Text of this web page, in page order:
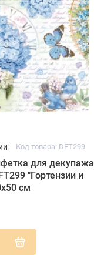
Код товара: DFT299
для декупажа
"Гортензии и
см